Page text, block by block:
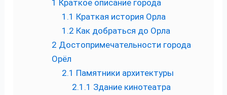
1 Краткое описание города
1.1 Краткая история Орла
1.2 Как добраться до Орла
2 Достопримечательности города
Орёл
2.1 Памятники архитектуры
2.1.1 Здание кинотеатра